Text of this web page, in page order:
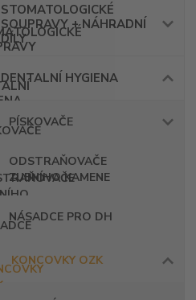
STOMATOLOGICKÉ
SOUPRAVY + NÁHRADNÍ
DÍLY
DENTALNÍ HYGIENA
PÍSKOVAČE
ODSTRAŇOVAČE
ZUBNÍHO KAMENE
NÁSADCE PRO DH
KONCOVKY OZK